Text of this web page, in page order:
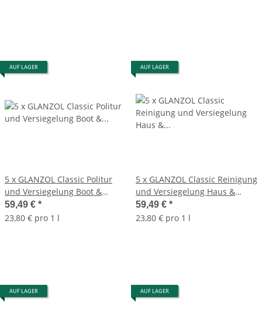
AUF LAGER
5 x GLANZOL Classic Politur
und Versiegelung Boot &
Caravan 500ml Autopolitur
59,49 € *
23,80 € pro 1 l
AUF LAGER
5 x GLANZOL Classic Reinigung
und Versiegelung Haus &
Garten 500ml Autopolitur
59,49 € *
23,80 € pro 1 l
AUF LAGER AUF LAGER